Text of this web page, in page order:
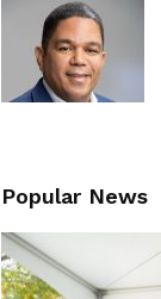
Popular News